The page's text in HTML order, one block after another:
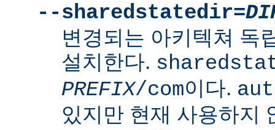
--sharedstatedir=
변경되는 아키텍쳐 독
설치한다.
PREFIX/com이다.
있지만 현재 사용하지